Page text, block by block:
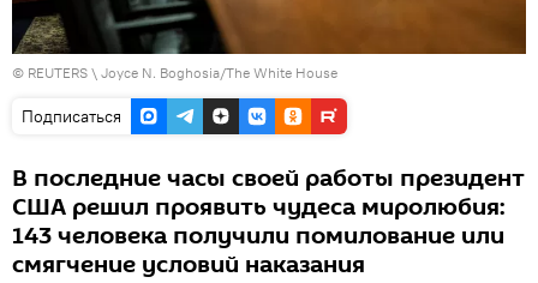
© REUTERS \ Joyce N. Boghosia/The White House
Подписаться
В последние часы своей работы президент
США решил проявить чудеса миролюбия:
143 человека получили помилование или
смягчение условий наказания